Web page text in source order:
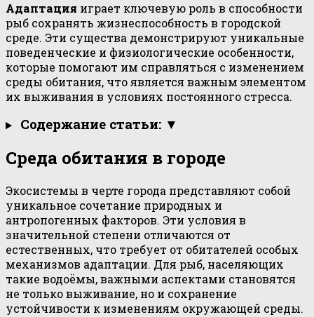
Адаптация играет ключевую роль в способности
рыб сохранять жизнеспособность в городской
среде. Эти существа демонстрируют уникальные
поведенческие и физиологические особенности,
которые помогают им справляться с изменением
среды обитания, что является важным элементом
их выживания в условиях постоянного стресса.
Содержание статьи: ▼
Среда обитания в городе
Экосистемы в черте города представляют собой
уникальное сочетание природных и
антропогенных факторов. Эти условия в
значительной степени отличаются от
естественных, что требует от обитателей особых
механизмов адаптации. Для рыб, населяющих
такие водоёмы, важными аспектами становятся
не только выживание, но и сохранение
устойчивости к изменениям окружающей среды.